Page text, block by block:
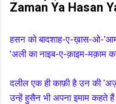
Zaman Ya Hasan
हसन को बादशाह-ए-ख़ास-ओ-
'अली का नाइब-ए-क़ाइम-मक़ाम
दलील एक ही काफ़ी है उन की
उन्हें हुसैन भी अपना इमाम कहते हैं